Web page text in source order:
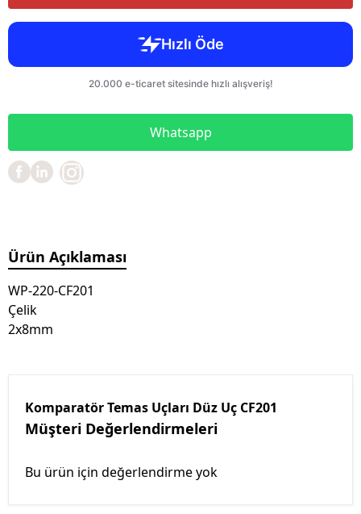
Whatsapp
Ürün Açıklaması
WP-220-CF201
Çelik
2x8mm
Komparatör Temas Uçları Düz Uç CF201
Müşteri Değerlendirmeleri
Bu ürün için değerlendirme yok